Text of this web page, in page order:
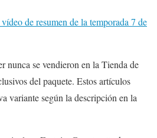
de resumen de la temporada 7 de
se vendieron en la Tienda de
del paquete. Estos artículos
variante según la descripción en la